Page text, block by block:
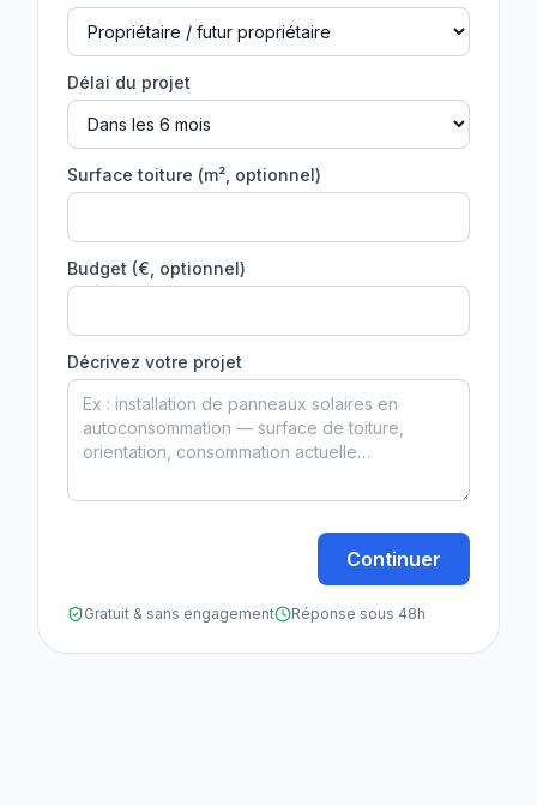
Délai du projet
Surface toiture (m², optionnel)
Budget (€, optionnel)
Décrivez votre projet
Continuer
Gratuit & sans engagement Réponse sous 48h